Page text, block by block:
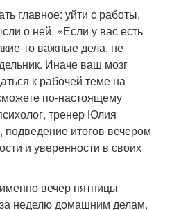
главное: уйти с работы,
о ней. «Если у вас есть
то важные дела, не
Иначе ваш мозг
к рабочей теме на
по-настоящему
тренер Юлия
подведение итогов вечером
и уверенности в своих
вечер пятницы
неделю домашним делам.